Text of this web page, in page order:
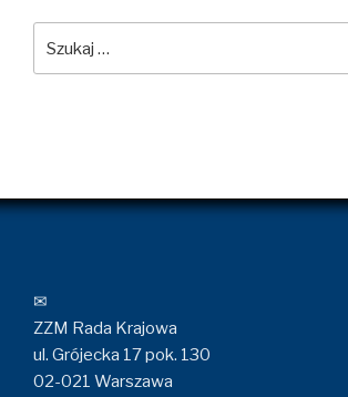
✉
ZZM Rada Krajowa
ul. Grójecka 17 pok. 130
02-021 Warszawa